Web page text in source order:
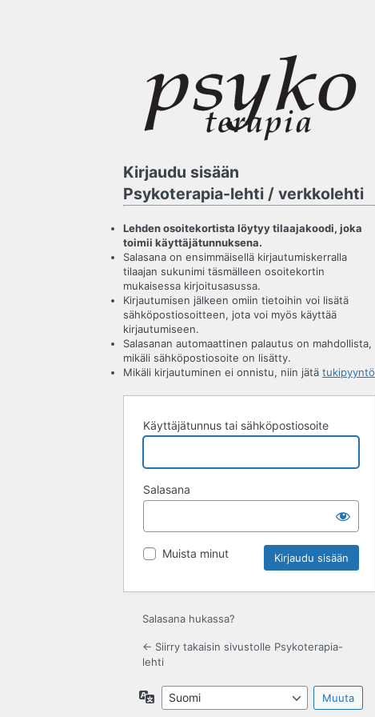
Kirjaudu sisään
Psykoterapia-lehti / verkkolehti
Lehden osoitekortista löytyy tilaajakoodi, joka
toimii käyttäjätunnuksena.
Salasana on ensimmäisellä kirjautumiskerralla
tilaajan sukunimi täsmälleen osoitekortin
mukaisessa kirjoitusasussa.
Kirjautumisen jälkeen omiin tietoihin voi lisätä
sähköpostiosoitteen, jota voi myös käyttää
kirjautumiseen.
Salasanan automaattinen palautus on mahdollista,
mikäli sähköpostiosoite on lisätty.
Mikäli kirjautuminen ei onnistu, niin jätä tukipyyntö
Käyttäjätunnus tai sähköpostiosoite
Salasana
Muista minut
Salasana hukassa?
← Siirry takaisin sivustolle Psykoterapia-
lehti
Kieli